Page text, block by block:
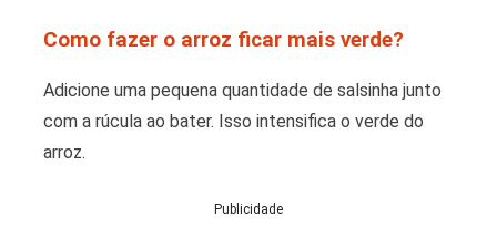
Como fazer o arroz ficar mais verde?
Adicione uma pequena quantidade de salsinha junto
com a rúcula ao bater. Isso intensifica o verde do
arroz.
Publicidade